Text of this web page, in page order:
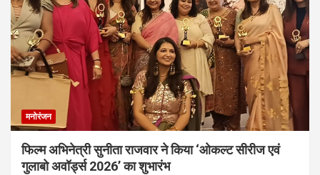
मनोरंजन
फिल्म अभिनेत्री सुनीता राजवार ने किया ‘ओकल्ट सीरीज एवं
गुलाबो अवॉर्ड्स 2026’ का शुभारंभ